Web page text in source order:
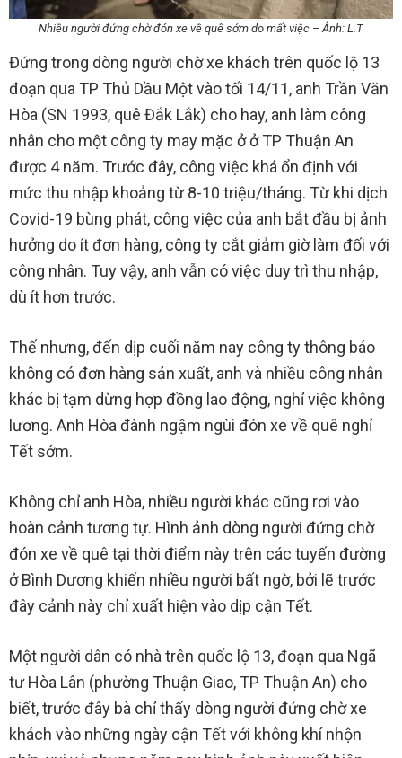
Nhiều người đứng chờ đón xe về quê sớm do mất việc – Ảnh: L.T
Đứng trong dòng người chờ xe khách trên quốc lộ 13
đoạn qua TP Thủ Dầu Một vào tối 14/11, anh Trần Văn
Hòa (SN 1993, quê Đắk Lắk) cho hay, anh làm công
nhân cho một công ty may mặc ở ở TP Thuận An
được 4 năm. Trước đây, công việc khá ổn định với
mức thu nhập khoảng từ 8-10 triệu/tháng. Từ khi dịch
Covid-19 bùng phát, công việc của anh bắt đầu bị ảnh
hưởng do ít đơn hàng, công ty cắt giảm giờ làm đối với
công nhân. Tuy vậy, anh vẫn có việc duy trì thu nhập,
dù ít hơn trước.
Thế nhưng, đến dịp cuối năm nay công ty thông báo
không có đơn hàng sản xuất, anh và nhiều công nhân
khác bị tạm dừng hợp đồng lao động, nghỉ việc không
lương. Anh Hòa đành ngậm ngùi đón xe về quê nghỉ
Tết sớm.
Không chỉ anh Hòa, nhiều người khác cũng rơi vào
hoàn cảnh tương tự. Hình ảnh dòng người đứng chờ
đón xe về quê tại thời điểm này trên các tuyến đường
ở Bình Dương khiến nhiều người bất ngờ, bởi lẽ trước
đây cảnh này chỉ xuất hiện vào dịp cận Tết.
Một người dân có nhà trên quốc lộ 13, đoạn qua Ngã
tư Hòa Lân (phường Thuận Giao, TP Thuận An) cho
biết, trước đây bà chỉ thấy dòng người đứng chờ xe
khách vào những ngày cận Tết với không khí nhộn